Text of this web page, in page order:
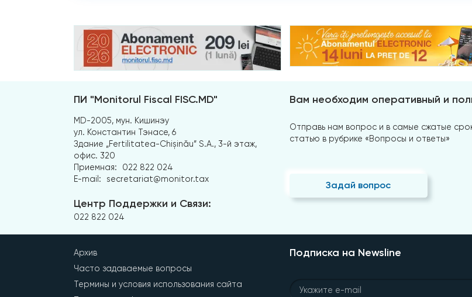
ПИ "Monitorul Fiscal FISC.MD"
MD-2005, мун. Кишинэу
ул. Константин Тэнасе, 6
Здание „Fertilitatea-Chișinău” S.A., 3-й этаж,
офис. 320
Приемная:
022 822 024
E-mail:
secretariat@monitor.tax
Центр Поддержки и Связи:
022 822 024
Вам необходим оперативный и
Отправь нам вопрос и в самые сжатые
статью в рубрике «Вопросы и ответы»
Задай вопрос
Архив
Часто задаваемые вопросы
Термины и условия использования сайта
Подписка на Newsline